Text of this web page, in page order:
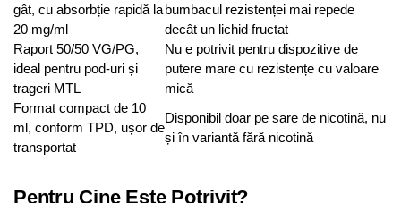
gât, cu absorbție rapidă la
20 mg/ml
bumbacul rezistenței mai repede
decât un lichid fructat
Raport 50/50 VG/PG,
ideal pentru pod-uri și
trageri MTL
Nu e potrivit pentru dispozitive de
putere mare cu rezistențe cu valoare
mică
Format compact de 10
ml, conform TPD, ușor de
transportat
Disponibil doar pe sare de nicotină, nu
și în variantă fără nicotină
Pentru Cine Este Potrivit?